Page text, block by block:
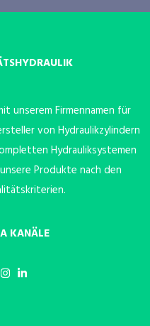
unserem Firmennamen für
von Hydraulikzylindern
Hydrauliksystemen
Produkte nach den
KANÄLE